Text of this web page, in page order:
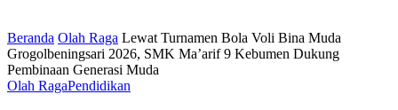
Beranda Olah Raga Lewat Turnamen Bola Voli Bina Muda
Grogolbeningsari 2026, SMK Ma’arif 9 Kebumen Dukung
Pembinaan Generasi Muda
Olah RagaPendidikan